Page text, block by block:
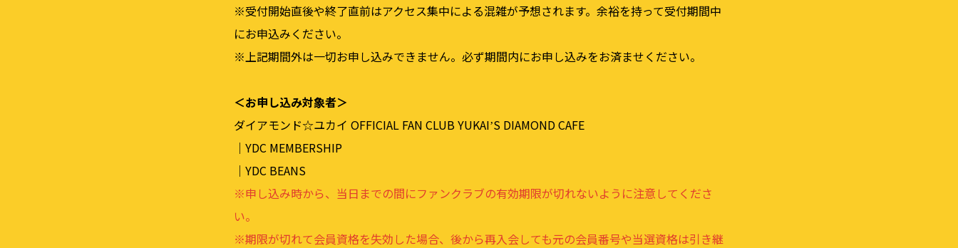
※受付開始直後や終了直前はアクセス集中による混雑が予想されます。余裕を持って受付期間中
にお申込みください。
※上記期間外は⼀切お申し込みできません。必ず期間内にお申し込みをお済ませください。
＜お申し込み対象者＞
ダイアモンド☆ユカイ OFFICIAL FAN CLUB YUKAIʼS DIAMOND CAFE
｜YDC MEMBERSHIP
｜YDC BEANS
※申し込み時から、当⽇までの間にファンクラブの有効期限が切れないように注意してくださ
い。
※期限が切れて会員資格を失効した場合、後から再⼊会しても元の会員番号や当選資格は引き継